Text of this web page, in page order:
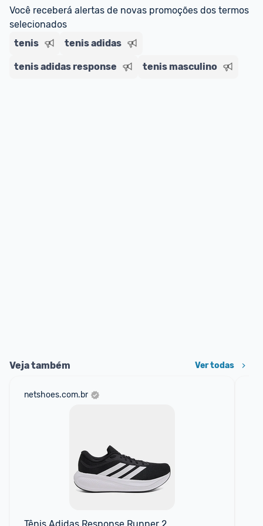
Entrega Expressa: A partir de 2 dias úteis.*
*Confira aqui
Você receberá alertas de novas promoções dos termos
selecionados
tenis
tenis adidas
tenis adidas response tenis masculino
Veja também Ver todas
netshoes.com.br